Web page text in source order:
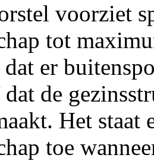
voorziet
tot
er
de
Het staat
toe